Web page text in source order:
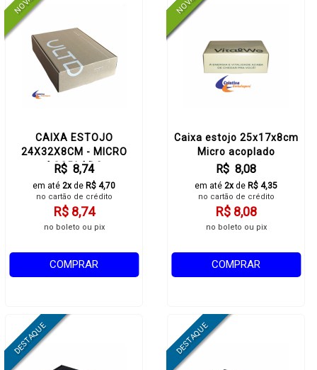
CAIXA ESTOJO
24X32X8CM - MICRO
ACOPLADO
R$ 8,74
em até 2xde R$ 4,70
no cartão de crédito
R$ 8,74
no boleto ou pix
COMPRAR
Caixa estojo 25x17x8cm
Micro acoplado
R$ 8,08
em até 2xde R$ 4,35
no cartão de crédito
R$ 8,08
no boleto ou pix
COMPRAR